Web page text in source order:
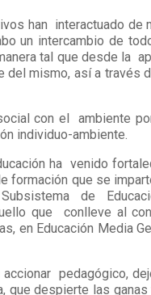
han interactuado de
un intercambio de
tal que desde la
del mismo, así a través
con el ambiente
individuo-ambiente.
ha venido
formación que se
de
que conlleve al
en Educación Media
pedagógico,
que despierte las